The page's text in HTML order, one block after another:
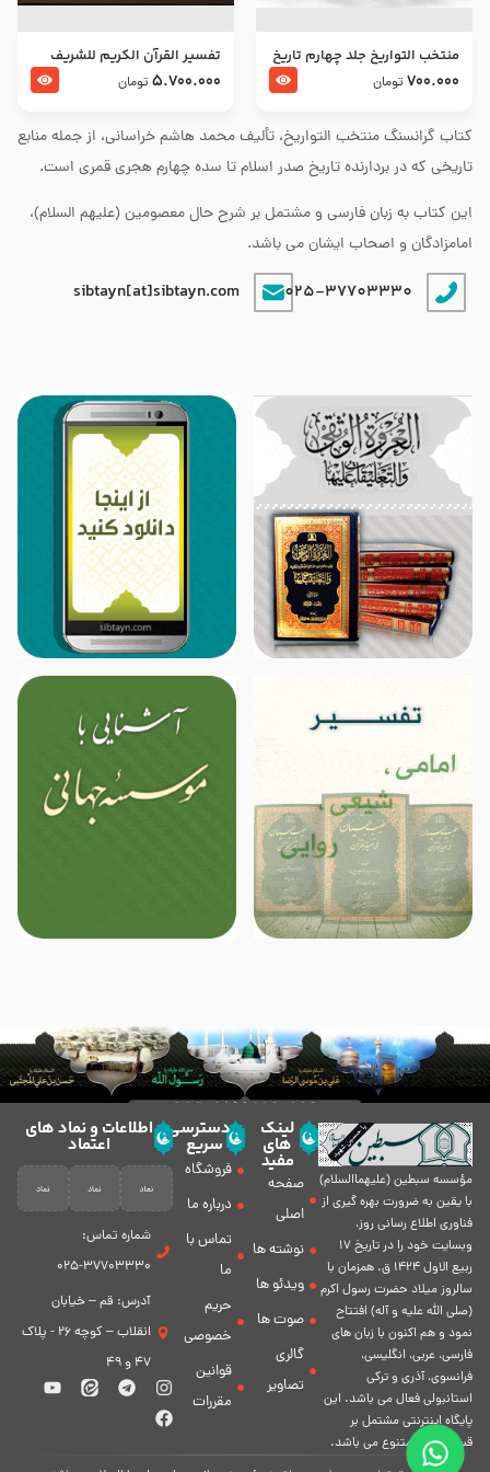
کتاب گرانسنگ منتخب التواريخ، تألیف محمد هاشم خراسانی، از جمله منابع
تاریخی که در بردارنده تاریخ صدر اسلام تا سده چهارم هجری قمری است.
این کتاب به زبان فارسی و مشتمل بر شرح حال معصومین (علیهم السلام)،
امامزادگان و اصحاب ایشان می باشد.
025-37703330
sibtayn[at]sibtayn.com
منتخب التواریخ جلد چهارم تاریخ
امام زین العابدین و امام محمد
700.000 تومان
تفسير القرآن الكريم للشريف
المرتضي قدس سرّه
5.700.000 تومان
مؤسسه سبطين (عليهماالسلام)
با يقين به ضرورت بهره گیرى از
فناورى اطلاع رسانى روز،
وبسایت خود را در تاريخ 17
ربيع الاول 1424 ق. همزمان با
سالروز ميلاد حضرت رسول اكرم
(صلی الله علیه و آله) افتتاح
نمود و هم اكنون با زبان های
فارسی، عربى، انگلیسی،
فرانسوی، آذری و ترکی
استانبولی فعال مى باشد. اين
پايگاه اينترنتى مشتمل بر
قسمت هاى متنوع مى باشد.
لینک
های
مفید
صفحه
اصلی
نوشته ها
ویدئو ها
صوت ها
گالری
تصاویر
دسترسی
سریع
فروشگاه
درباره ما
تماس با
ما
حریم
خصوصی
قوانین
مقررات
اطلاعات و نماد های
اعتماد
شماره تماس:
37703330-025
آدرس: قم – خیابان
انقلاب – کوچه 26 - پلاک
47 و 49